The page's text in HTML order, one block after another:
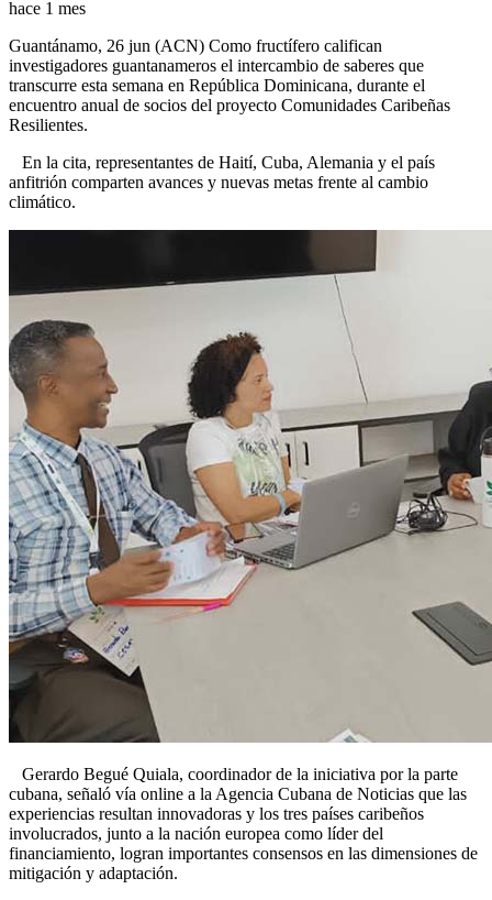
hace 1 mes
Guantánamo, 26 jun (ACN) Como fructífero califican
investigadores guantanameros el intercambio de saberes que
transcurre esta semana en República Dominicana, durante el
encuentro anual de socios del proyecto Comunidades Caribeñas
Resilientes.
En la cita, representantes de Haití, Cuba, Alemania y el país
anfitrión comparten avances y nuevas metas frente al cambio
climático.
Gerardo Begué Quiala, coordinador de la iniciativa por la parte
cubana, señaló vía online a la Agencia Cubana de Noticias que las
experiencias resultan innovadoras y los tres países caribeños
involucrados, junto a la nación europea como líder del
financiamiento, logran importantes consensos en las dimensiones de
mitigación y adaptación.